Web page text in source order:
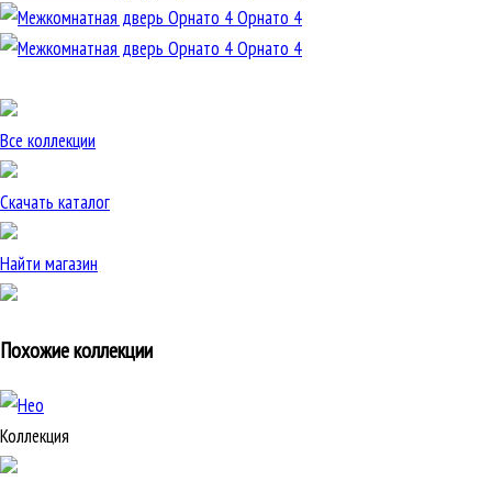
Орнато 4
Орнато 4
Все коллекции
Скачать каталог
Найти магазин
Похожие коллекции
Коллекция